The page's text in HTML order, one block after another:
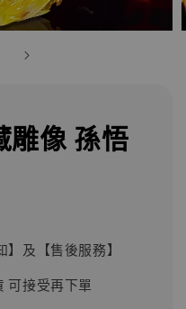
雕像 孫悟
及【售後服務】
可接受再下單